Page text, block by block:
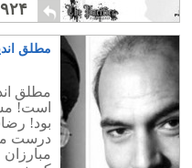
شود و
اساس
دین
مطلق
مطلق
است!
بود!
درست
مبارزان